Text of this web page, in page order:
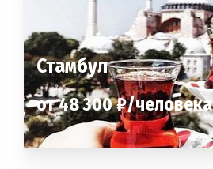
Стамбул
от 48 300 ₽/человека